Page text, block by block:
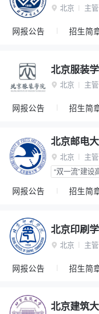
 北京 主管
网报公告 招生简
北京服装
 北京 主管
网报公告 招生简
北京邮电
 北京 主管
“双一流”建设
网报公告 招生简
北京印刷
 北京 主管
网报公告 招生简
北京建筑